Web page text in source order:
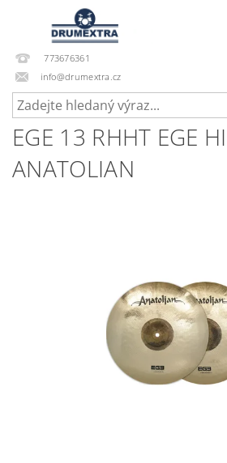
773676361
info@drumextra.cz
EGE 13 RHHT EGE
ANATOLIAN